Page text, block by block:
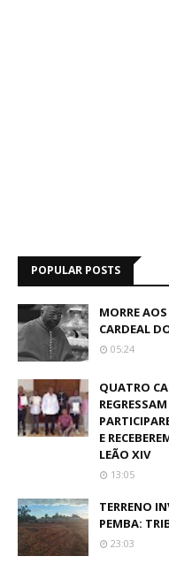
POPULAR POSTS
MORRE
CARDEAL
05:24
QUATRO
E
LEÃO XIV
13:05
TERRENO
PEMBA:
23:03